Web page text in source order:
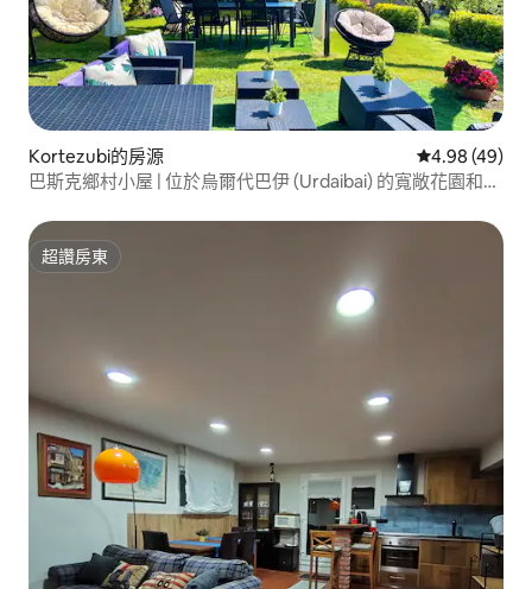
Kortezubi的房源 從 49 則評價
4.98 (49)
巴斯克鄉村小屋 | 位於烏爾代巴伊 (Urdaibai) 的寬敞花園和美
超讚房東
超讚房東